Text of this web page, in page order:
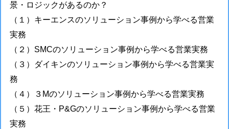
景・ロジックがあるのか？
（１）キーエンスのソリューション事例から学べる営業
実務
（２）SMCのソリューション事例から学べる営業実務
（３）ダイキンのソリューション事例から学べる営業実
務
（４）３Mのソリューション事例から学べる営業実務
（５）花王・P&Gのソリューション事例から学べる営業
実務